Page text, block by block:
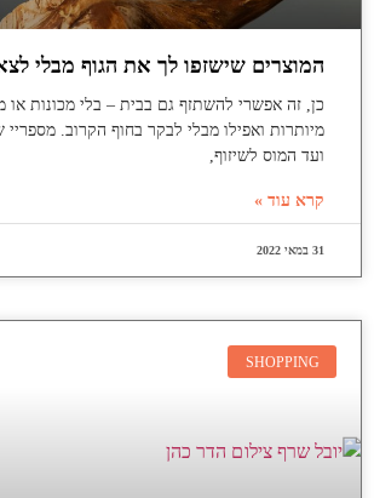
המוצרים שישזפו לך את הגוף מבלי
כן, זה אפשרי להשתזף גם בבית – בלי מכונות או
מיותרות ואפילו מבלי לבקר בחוף הקרוב. מספריי
ועד המוס לשיזוף,
קרא עוד »
31 במאי 2022
SHOPPING